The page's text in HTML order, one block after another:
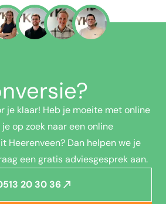
je klaar! Heb je moeite met online
op zoek naar een online
Heerenveen? Dan helpen we je
een gratis adviesgesprek aan.
20 30 36